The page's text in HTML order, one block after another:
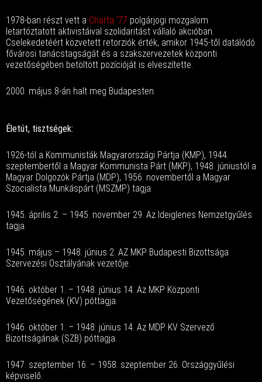
1978-ban részt vett a Charta ’77 polgárjogi mozgalom
letartóztatott aktivistáival szolidaritást vállaló akcióban.
Cselekedetéért közvetett retorziók érték, amikor 1945-től datálódó
fővárosi tanácstagságát és a szakszervezetek központi
vezetőségében betöltött pozícióját is elveszítette.
2000. május 8-án halt meg Budapesten.
Életút, tisztségek:
1926-tól a Kommunisták Magyarországi Pártja (KMP), 1944.
szeptembertől a Magyar Kommunista Párt (MKP), 1948. júniustól a
Magyar Dolgozók Pártja (MDP), 1956. novembertől a Magyar
Szocialista Munkáspárt (MSZMP) tagja.
1945. április 2. – 1945. november 29. Az Ideiglenes Nemzetgyűlés
tagja.
1945. május – 1948. június 2. AZ MKP Budapesti Bizottsága
Szervezési Osztályának vezetője.
1946. október 1. – 1948. június 14. Az MKP Központi
Vezetőségének (KV) póttagja.
1946. október 1. – 1948. június 14. Az MDP KV Szervező
Bizottságának (SZB) póttagja.
1947. szeptember 16. – 1958. szeptember 26. Országgyűlési
képviselő.